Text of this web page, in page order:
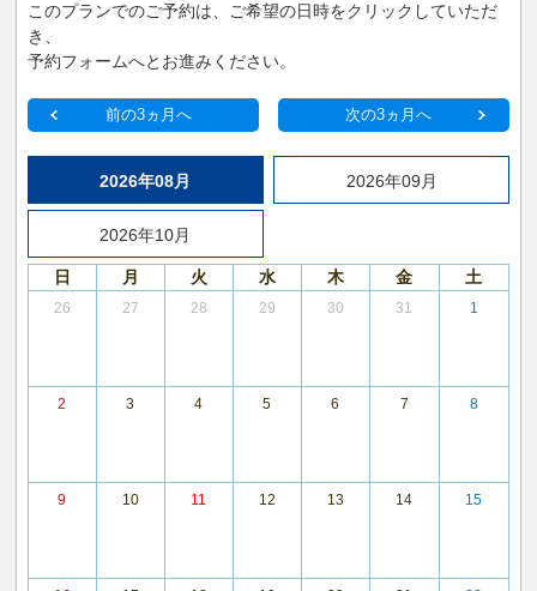
このプランでのご予約は、ご希望の日時をクリックしていただ
き、
予約フォームへとお進みください。
前の3ヵ月へ 次の3ヵ月へ
2026年08月 2026年09月
2026年10月
日 月 火 水 木 金 土
26 27 28 29 30 31 1
2 3 4 5 6 7 8
9 10 11 12 13 14 15